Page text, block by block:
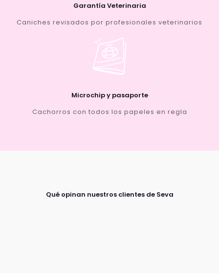
Garantía Veterinaria
Caniches revisados por profesionales veterinarios
Microchip y pasaporte
Cachorros con todos los papeles en regla
Qué opinan nuestros clientes de Seva